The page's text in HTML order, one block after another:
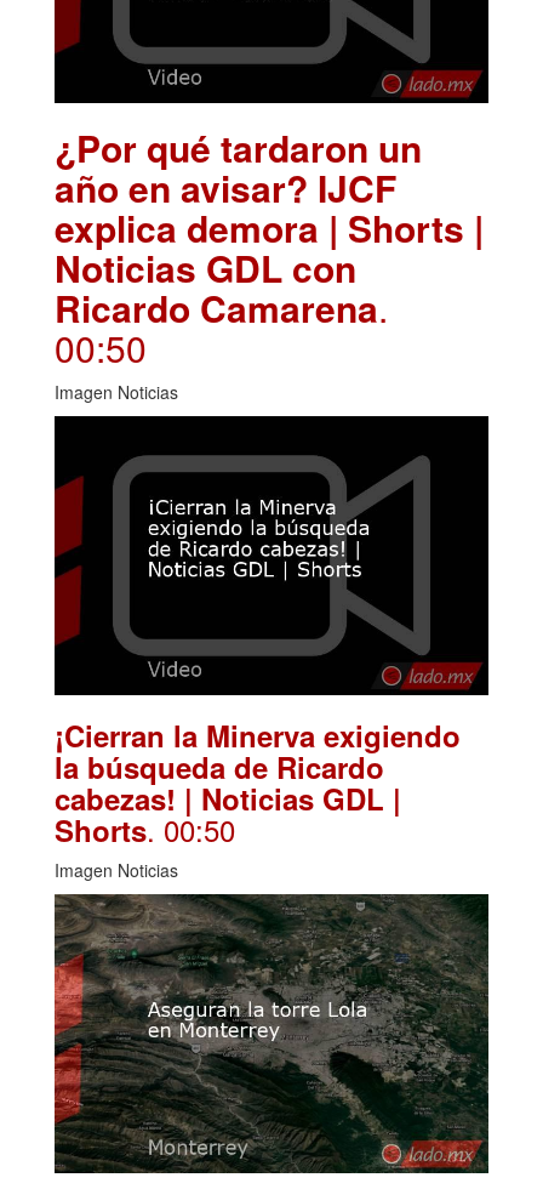
¿Por qué tardaron un
año en avisar? IJCF
explica demora | Shorts |
Noticias GDL con
Ricardo Camarena.
00:50
Imagen Noticias
¡Cierran la Minerva exigiendo
la búsqueda de Ricardo
cabezas! | Noticias GDL |
Shorts. 00:50
Imagen Noticias